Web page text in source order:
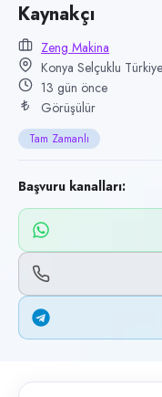
Konum
Selçuklu, Konya
Çalışma şekli
Tam Zamanlı · Ofis
Yayın tarihi
26 Temmuz 2026
Son geçerlilik
24 Ekim 2026
Başvuru kanalları
WhatsApp, Telegram,
İlan açıklaması
Zeng Makina bünyesinde
Kaynakçı
Zeng Makina
Konya Selçuklu Türkiye
13 gün önce
Görüşülür
Tam Zamanlı
Başvuru kanalları: